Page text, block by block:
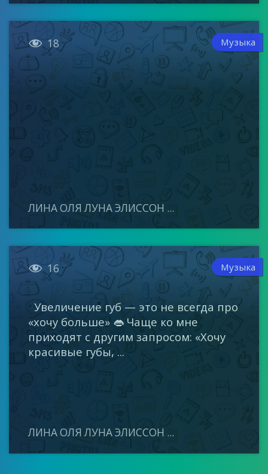
 18 Музыка
ЛИНА ОЛЯ ЛУНА ЭЛИССОН ...
 16 Музыка
Увеличение губ — это не всегда про
«хочу больше» 👄 Чаще ко мне
приходят с другим запросом: «Хочу
красивые губы, ...
ЛИНА ОЛЯ ЛУНА ЭЛИССОН ...